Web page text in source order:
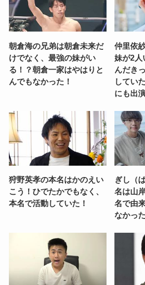
朝倉海の兄弟は朝倉未来だ
けでなく、最強の妹がい
る！？朝倉一家はやはりと
んでもなかった！
仲里依
妹が2人
んだき
してい
にも出
狩野英孝の本名はかのえい
こう！ひでたかでもなく、
本名で活動していた！
ぎし（
名は山
名で由
なかっ